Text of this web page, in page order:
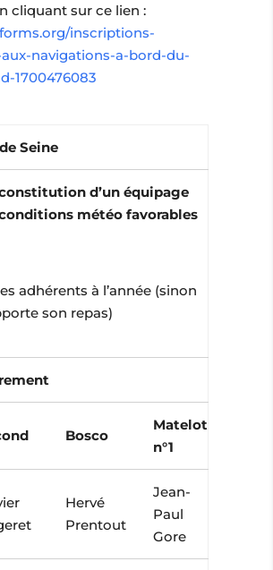
cliquant sur ce lien :
inscriptions-
navigations-a-bord-du-
1700476083
Seine
d’un équipage
météo favorables
adhérents à l’année (sinon
son repas)
Bosco
Matelot
n°1
Hervé
Prentout
Jean-
Paul
Gore